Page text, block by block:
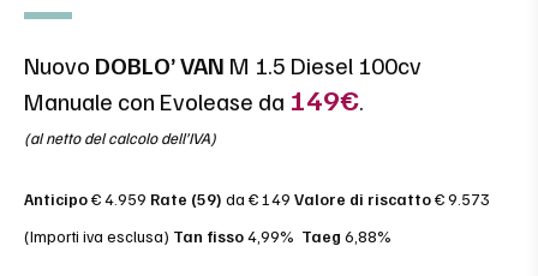
Nuovo DOBLO’ VAN M 1.5 Diesel 100cv
Manuale con Evolease da 149€.
(al netto del calcolo dell’IVA)
Anticipo€ 4.959 Rate (59) da € 149 Valore di riscatto€ 9.573
(Importi iva esclusa) Tan fisso4,99% Taeg 6,88%